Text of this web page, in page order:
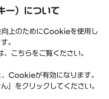
）について
向上のためにCookieを使用し
。
こちらをご覧ください。
、Cookieが有効になります。
」をクリックしてください。